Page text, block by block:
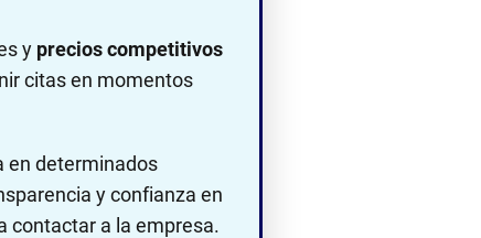
y precios competitivos
citas en momentos
en determinados
y confianza en
contactar a la empresa.